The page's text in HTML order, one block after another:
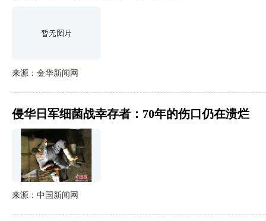
来源：金华新闻网
侵华日军细菌战幸存者：70年的伤口仍在溃烂
来源：中国新闻网